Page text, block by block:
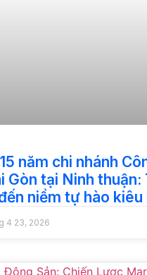
năm chi nhánh
Gòn tại Ninh thuận:
niềm tự hào kiêu
4 23, 2026